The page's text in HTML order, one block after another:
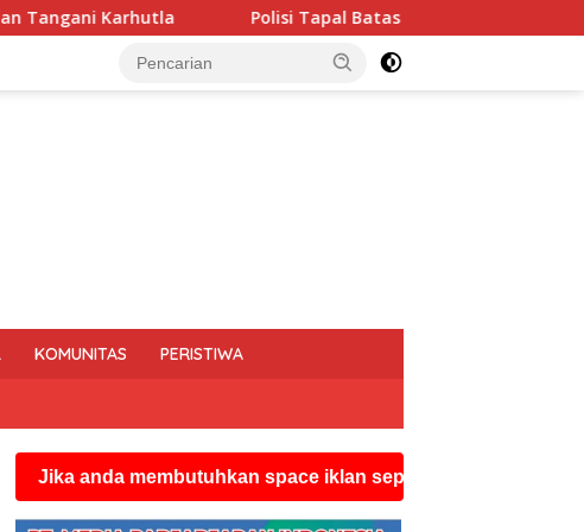
Tapal Batas dan Pedalaman Hoegeng Awards 2026 Diraih Iptu
KOMUNITAS PERISTIWA
membutuhkan space iklan seperti ini silahkan hubungi